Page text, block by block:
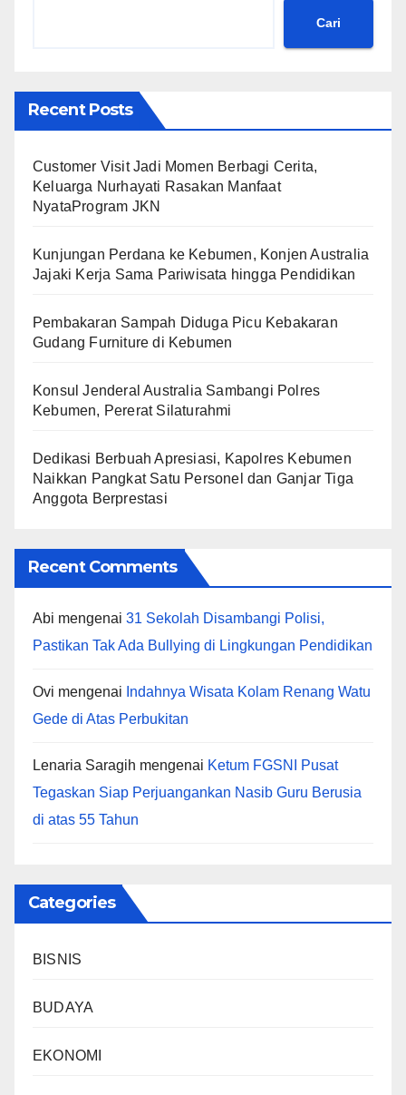
Cari
Recent Posts
Customer Visit Jadi Momen Berbagi Cerita,
Keluarga Nurhayati Rasakan Manfaat
NyataProgram JKN
Kunjungan Perdana ke Kebumen, Konjen Australia
Jajaki Kerja Sama Pariwisata hingga Pendidikan
Pembakaran Sampah Diduga Picu Kebakaran
Gudang Furniture di Kebumen
Konsul Jenderal Australia Sambangi Polres
Kebumen, Pererat Silaturahmi
Dedikasi Berbuah Apresiasi, Kapolres Kebumen
Naikkan Pangkat Satu Personel dan Ganjar Tiga
Anggota Berprestasi
Recent Comments
Abi mengenai 31 Sekolah Disambangi Polisi,
Pastikan Tak Ada Bullying di Lingkungan Pendidikan
Ovi mengenai Indahnya Wisata Kolam Renang Watu
Gede di Atas Perbukitan
Lenaria Saragih mengenai Ketum FGSNI Pusat
Tegaskan Siap Perjuangankan Nasib Guru Berusia
di atas 55 Tahun
Categories
BISNIS
BUDAYA
EKONOMI